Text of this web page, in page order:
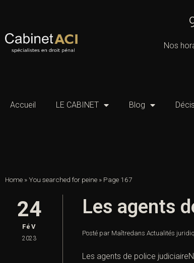
Nos
Accueil LE CABINET Blog
Home »You searched for peine » Page 167
24
FéV
2023
Les agents
Posté par Maîtredans Actualités
Les agents de police